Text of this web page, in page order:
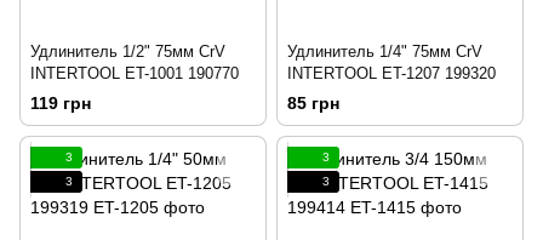
Удлинитель 1/2" 75мм CrV
INTERTOOL ET-1001 190770
119 грн
Удлинитель 1/4" 75мм CrV
INTERTOOL ET-1207 199320
85 грн
3
3
3
3